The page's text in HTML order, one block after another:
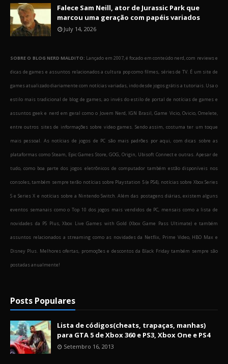
Falece Sam Neill, ator de Jurassic Park que
marcou uma geração com papéis variados
July 14, 2026
SOBRE O BLOG NERD MALDITO: Lançado em 2007, é focado em conteúdo nerd, com reviews e
dicas de games e assuntos relacionados a cultura pop como filmes, séries de TV. É um site de
games atualizado diariamente com notícias variadas, indo desde jogos grátis a tutoriais. Usa o
estilo mais tradicional de blog de games, ao invés do estilo de portal de notícias de games e
assuntos geek e nerd em geral como o Jovem Nerd, IGN Brasil, Game Vicio, Ovicio, Omelete,
entre outros sites de informações sobre video games. Sendo assim, costuma ter um toque
mais pessoal. As notícias de jogos de PC são mais padrões por aqui, com dicas sobre as
plataformas como Steam, Epic Games Store, GOG, Origin, Ubisoft Connect e outras. Apesar de
tudo, como boa parte dos jogos eletrônicos de computador também estão disponíveis nos
consoles, também sempre terão notícias sobre Playstation 5 (e PS4), notícias sobre Xbox Series
S e Series X e notícias sobre a Nintendo Switch. Além das postagens diárias, existem alguns
eventos semanais como o Top 10 dos jogos mais vendidos de PC, mensais como a lista de
novidades da PS Plus, Xbox Live Games with Gold (Xbox Game Pass Ultimate) e também
assuntos relacionados a streaming como as novidades da Netflix, Prime Video, HBO Max e
Disney Plus. Melhores ofertas, promoções e descontos da Black Friday também sempre são
postadas anualmente!
Posts Populares
Lista de códigos(cheats, trapaças, manhas)
para GTA 5 de Xbox 360 e PS3, Xbox One e PS4
Setembro 16, 2013